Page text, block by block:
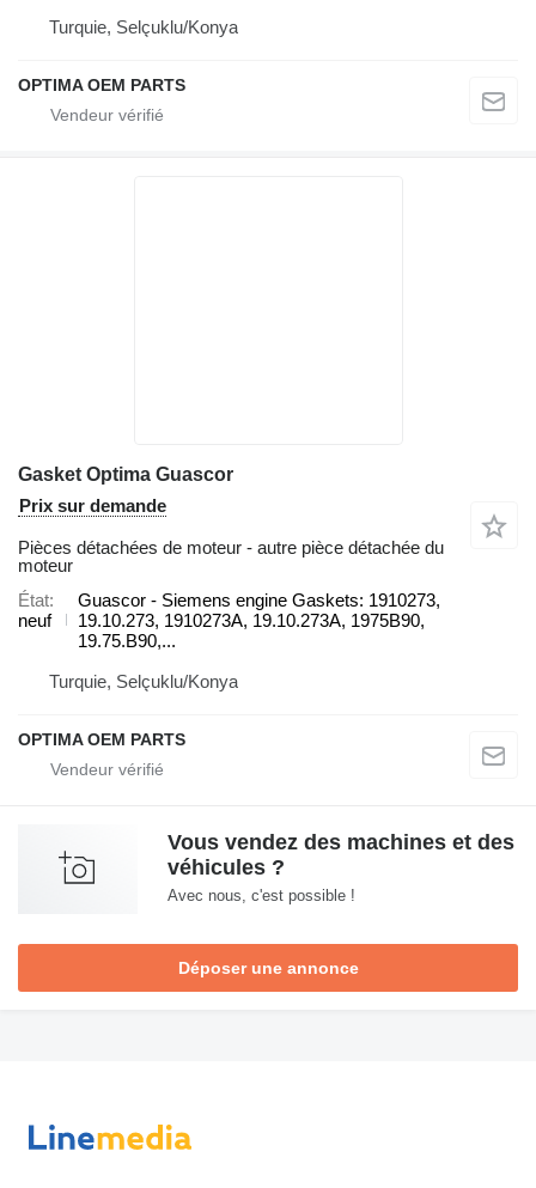
Turquie, Selçuklu/Konya
OPTIMA OEM PARTS
Gasket Optima Guascor
Prix sur demande
Pièces détachées de moteur - autre pièce détachée du
moteur
État
neuf
Guascor - Siemens engine Gaskets: 1910273,
19.10.273, 1910273A, 19.10.273A, 1975B90,
19.75.B90,...
Turquie, Selçuklu/Konya
OPTIMA OEM PARTS
Vous vendez des machines et des
véhicules ?
Avec nous, c'est possible !
Déposer une annonce